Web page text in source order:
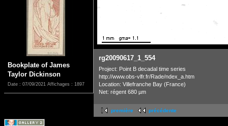
Bookplate of James
Taylor Dickinson
Date : 07/09/2021 Affichages : 1897
rg20090617_1_554
Project: Point B decadal time series
http://www.obs-vlfr.fr/Rade/ndex_a.htm
Location: Villefranche Bay (France)
Net: régent 680 µm
première précédente